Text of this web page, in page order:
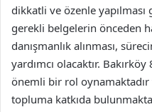
dikkatli ve özenle
gerekli belgelerin önceden
danışmanlık alınması,
yardımcı olacaktır.
önemli bir rol
topluma katkıda